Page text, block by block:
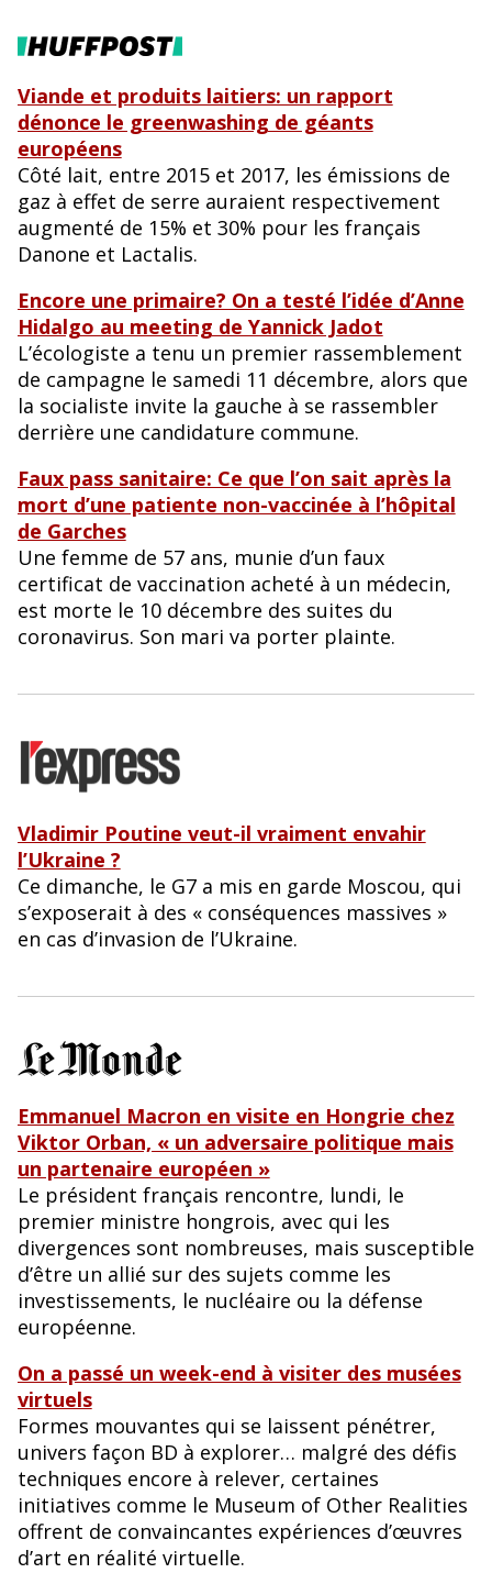
Viande et produits laitiers: un rapport
dénonce le greenwashing de géants
européens
Côté lait, entre 2015 et 2017, les émissions de
gaz à effet de serre auraient respectivement
augmenté de 15% et 30% pour les français
Danone et Lactalis.
Encore une primaire? On a testé l’idée d’Anne
Hidalgo au meeting de Yannick Jadot
L’écologiste a tenu un premier rassemblement
de campagne le samedi 11 décembre, alors que
la socialiste invite la gauche à se rassembler
derrière une candidature commune.
Faux pass sanitaire: Ce que l’on sait après la
mort d’une patiente non-vaccinée à l’hôpital
de Garches
Une femme de 57 ans, munie d’un faux
certificat de vaccination acheté à un médecin,
est morte le 10 décembre des suites du
coronavirus. Son mari va porter plainte.
Vladimir Poutine veut-il vraiment envahir
l’Ukraine ?
Ce dimanche, le G7 a mis en garde Moscou, qui
s’exposerait à des « conséquences massives »
en cas d’invasion de l’Ukraine.
Emmanuel Macron en visite en Hongrie chez
Viktor Orban, « un adversaire politique mais
un partenaire européen »
Le président français rencontre, lundi, le
premier ministre hongrois, avec qui les
divergences sont nombreuses, mais susceptible
d’être un allié sur des sujets comme les
investissements, le nucléaire ou la défense
européenne.
On a passé un week-end à visiter des musées
virtuels
Formes mouvantes qui se laissent pénétrer,
univers façon BD à explorer… malgré des défis
techniques encore à relever, certaines
initiatives comme le Museum of Other Realities
offrent de convaincantes expériences d’œuvres
d’art en réalité virtuelle.